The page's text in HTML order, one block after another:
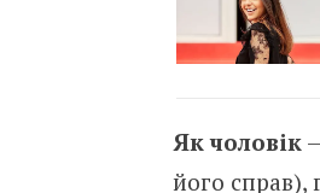
Як чоловік—
його справ),